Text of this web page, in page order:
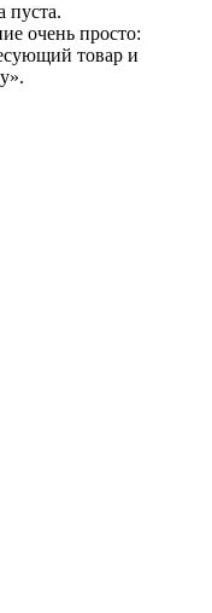
пуста.
очень просто:
товар и